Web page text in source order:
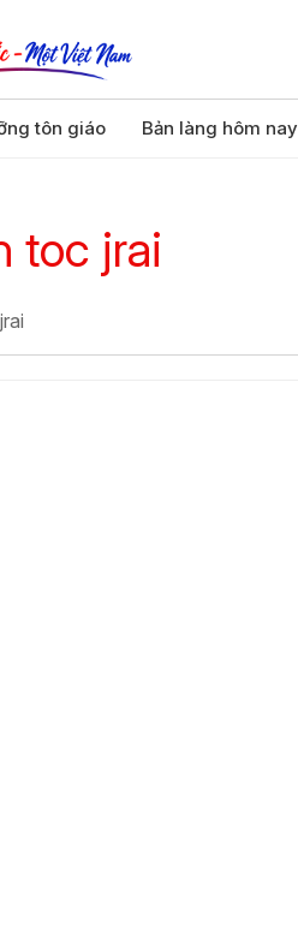
tôn giáo Bản làng hôm nay
toc jrai